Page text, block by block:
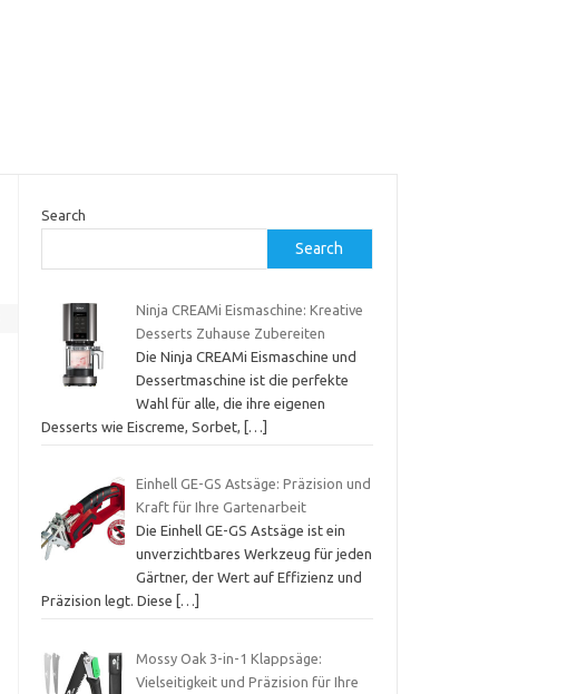
Search
Search
Ninja CREAMi Eismaschine: Kreative
Desserts Zuhause Zubereiten
Die Ninja CREAMi Eismaschine und
Dessertmaschine ist die perfekte
Wahl für alle, die ihre eigenen
Desserts wie Eiscreme, Sorbet,
[…]
Einhell GE-GS Astsäge: Präzision und
Kraft für Ihre Gartenarbeit
Die Einhell GE-GS Astsäge ist ein
unverzichtbares Werkzeug für jeden
Gärtner, der Wert auf Effizienz und
Präzision legt. Diese
[…]
Mossy Oak 3-in-1 Klappsäge:
Vielseitigkeit und Präzision für Ihre